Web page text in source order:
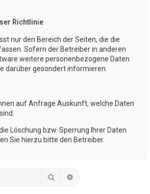
Richtlinie
nur den Bereich der Seiten, die die
Sofern der Betreiber in anderen
weitere personenbezogene Daten
darüber gesondert informieren.
auf Anfrage Auskunft, welche Daten
Löschung bzw. Sperrung Ihrer Daten
Sie hierzu bitte den Betreiber.
Suche